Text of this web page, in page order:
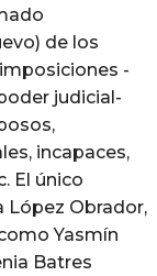
de los
-
judicial-
incapaces,
El único
López Obrador,
Yasmín
Batres